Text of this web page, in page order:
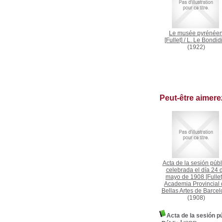
Le musée
[Fullet] / L. Le
(1922)
Peut-être
Acta de la sesión
celebrada el día 24
mayo de 1908
Academia Provincial
Bellas Artes de
(1908)
Acta de la sesión